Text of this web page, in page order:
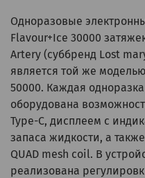
Одноразовые
Flavour+Ice 30000
Artery (суббренд Lost
является той же
50000. Каждая
оборудована
Type-C, дисплеем с
запаса жидкости, а
QUAD mesh coil. В
реализована